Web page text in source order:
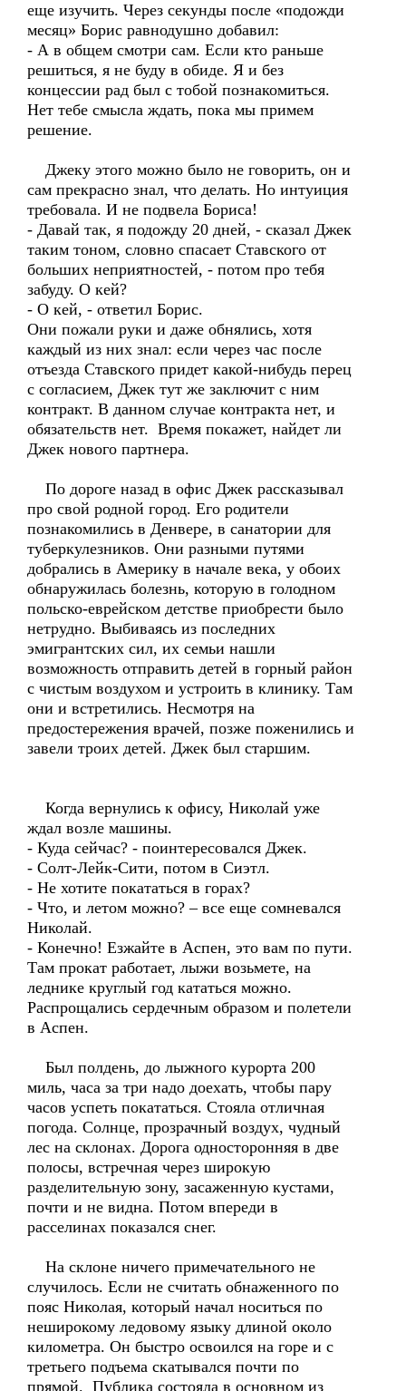
еще изучить. Через секунды после «подожди
месяц» Борис равнодушно добавил:
- А в общем смотри сам. Если кто раньше
решиться, я не буду в обиде. Я и без
концессии рад был с тобой познакомиться.
Нет тебе смысла ждать, пока мы примем
решение.
Джеку этого можно было не говорить, он и
сам прекрасно знал, что делать. Но интуиция
требовала. И не подвела Бориса!
- Давай так, я подожду 20 дней, - сказал Джек
таким тоном, словно спасает Ставского от
больших неприятностей, - потом про тебя
забуду. О кей?
- О кей, - ответил Борис.
Они пожали руки и даже обнялись, хотя
каждый из них знал: если через час после
отъезда Ставского придет какой-нибудь перец
с согласием, Джек тут же заключит с ним
контракт. В данном случае контракта нет, и
обязательств нет. Время покажет, найдет ли
Джек нового партнера.
По дороге назад в офис Джек рассказывал
про свой родной город. Его родители
познакомились в Денвере, в санатории для
туберкулезников. Они разными путями
добрались в Америку в начале века, у обоих
обнаружилась болезнь, которую в голодном
польско-еврейском детстве приобрести было
нетрудно. Выбиваясь из последних
эмигрантских сил, их семьи нашли
возможность отправить детей в горный район
с чистым воздухом и устроить в клинику. Там
они и встретились. Несмотря на
предостережения врачей, позже поженились и
завели троих детей. Джек был старшим.
Когда вернулись к офису, Николай уже
ждал возле машины.
- Куда сейчас? - поинтересовался Джек.
- Солт-Лейк-Сити, потом в Сиэтл.
- Не хотите покататься в горах?
- Что, и летом можно? – все еще сомневался
Николай.
- Конечно! Езжайте в Аспен, это вам по пути.
Там прокат работает, лыжи возьмете, на
леднике круглый год кататься можно.
Распрощались сердечным образом и полетели
в Аспен.
Был полдень, до лыжного курорта 200
миль, часа за три надо доехать, чтобы пару
часов успеть покататься. Стояла отличная
погода. Солнце, прозрачный воздух, чудный
лес на склонах. Дорога односторонняя в две
полосы, встречная через широкую
разделительную зону, засаженную кустами,
почти и не видна. Потом впереди в
расселинах показался снег.
На склоне ничего примечательного не
случилось. Если не считать обнаженного по
пояс Николая, который начал носиться по
неширокому ледовому языку длиной около
километра. Он быстро освоился на горе и с
третьего подъема скатывался почти по
прямой. Публика состояла в основном из